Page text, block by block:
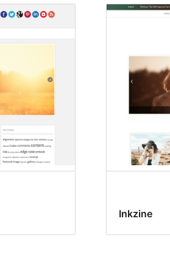
Inkzine